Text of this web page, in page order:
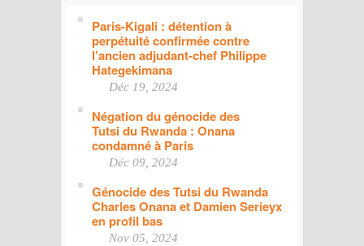
Paris-Kigali : détention à
perpétuité confirmée contre
l’ancien adjudant-chef Philippe
Hategekimana
Déc 19, 2024
Négation du génocide des
Tutsi du Rwanda : Onana
condamné à Paris
Déc 09, 2024
Génocide des Tutsi du Rwanda
Charles Onana et Damien Serieyx
en profil bas
Nov 05, 2024